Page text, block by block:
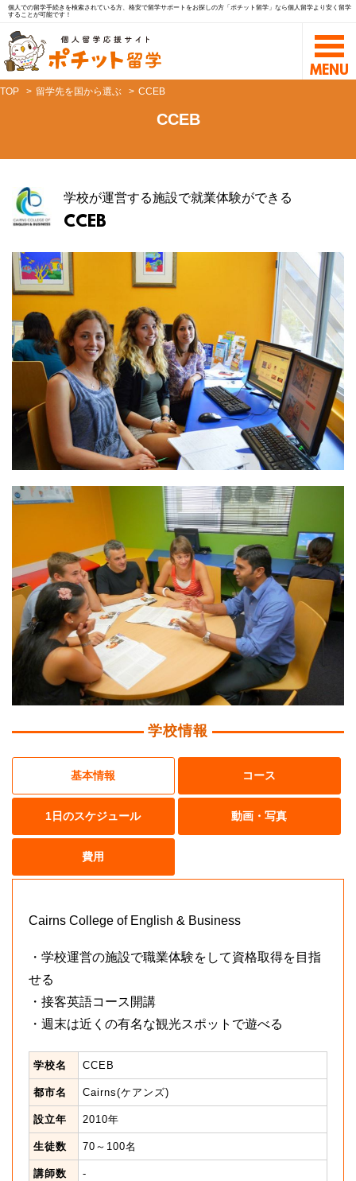
個人での留学手続きを検索されている方、格安で留学サポートをお探しの方「ポチット留学」なら個人留学より安く留学
することが可能です！
TOP 留学先を国から選ぶ CCEB
CCEB
学校が運営する施設で就業体験ができる
CCEB
学校情報
基本情報 コース
1日のスケジュール 動画・写真
費用
Cairns College of English & Business
・学校運営の施設で職業体験をして資格取得を目指
せる
・接客英語コース開講
・週末は近くの有名な観光スポットで遊べる
学校名 CCEB
都市名 Cairns(ケアンズ)
設立年 2010年
生徒数 70～100名
講師数 -